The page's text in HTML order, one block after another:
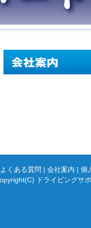
よくある質問 | 会社案内 | 個
ドライビングサ